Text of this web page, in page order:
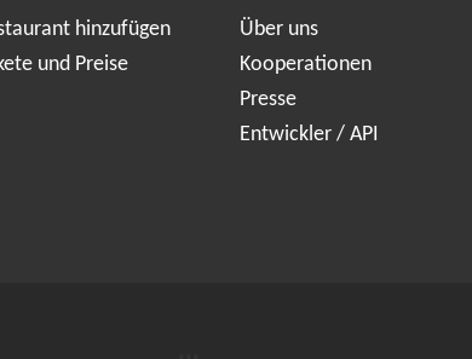
hinzufügen
und Preise
Über uns
Kooperationen
Presse
Entwickler / API